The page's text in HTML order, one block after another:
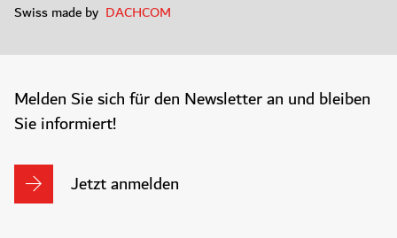
Swiss made by DACHCOM
Melden Sie sich für den Newsletter an und bleiben
Sie informiert!
Jetzt anmelden